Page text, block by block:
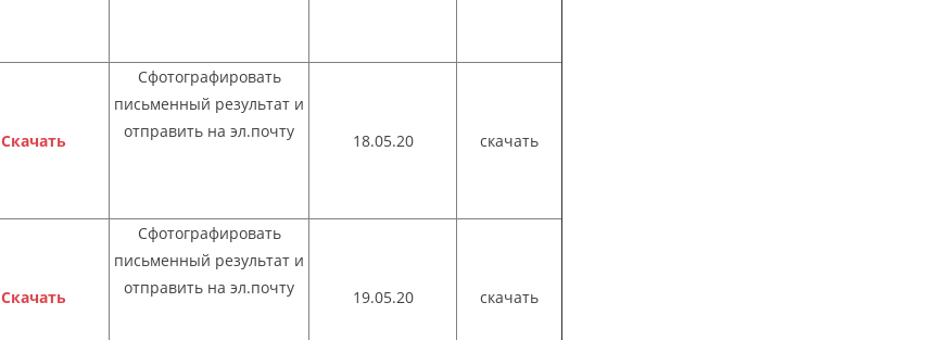
Скачать
Сфотографировать
письменный результат и
отправить на эл.почту
18.05.20 скачать
Скачать
Сфотографировать
письменный результат и
отправить на эл.почту
19.05.20 скачать